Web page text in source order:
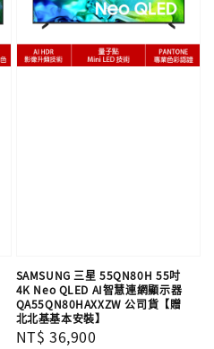
SAMSUNG 三星 55QN80H 55吋
4K Neo QLED AI智慧連網顯示器
QA55QN80HAXXZW 公司貨【贈
北北基基本安裝】
Regular
NT$ 36,900